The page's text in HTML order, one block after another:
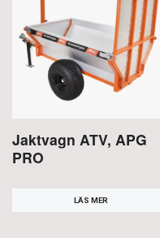
Jaktvagn ATV, APG
PRO
LÄS MER